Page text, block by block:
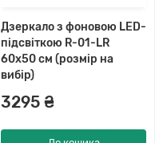
Дзеркало з фоновою LED-
підсвіткою R-01-LR
60x50 см (розмір на
вибір)
3295 ₴